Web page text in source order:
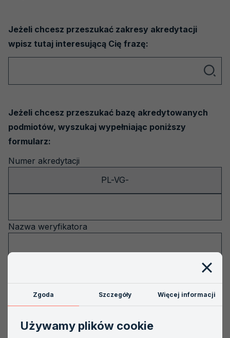
Organizatorzy badań biegłości
Producenci materiałów odniesienia
Weryfikatorzy EMAS
Akredytacje nieaktywne
Zamówienia publiczne
Jeżeli chcesz przeszukać zakresy akredytacji
wpisz tutaj interesującą Cię frazę:
Jeżeli chcesz przeszukać bazę akredytowanych
podmiotów, wyszukaj wypełniając poniższy
formularz:
Numer akredytacji
PL-VG-
Numer
Nazwa weryfikatora
Miejscowość
Zgoda Szczegóły Więcej informacji
Używamy plików cookie